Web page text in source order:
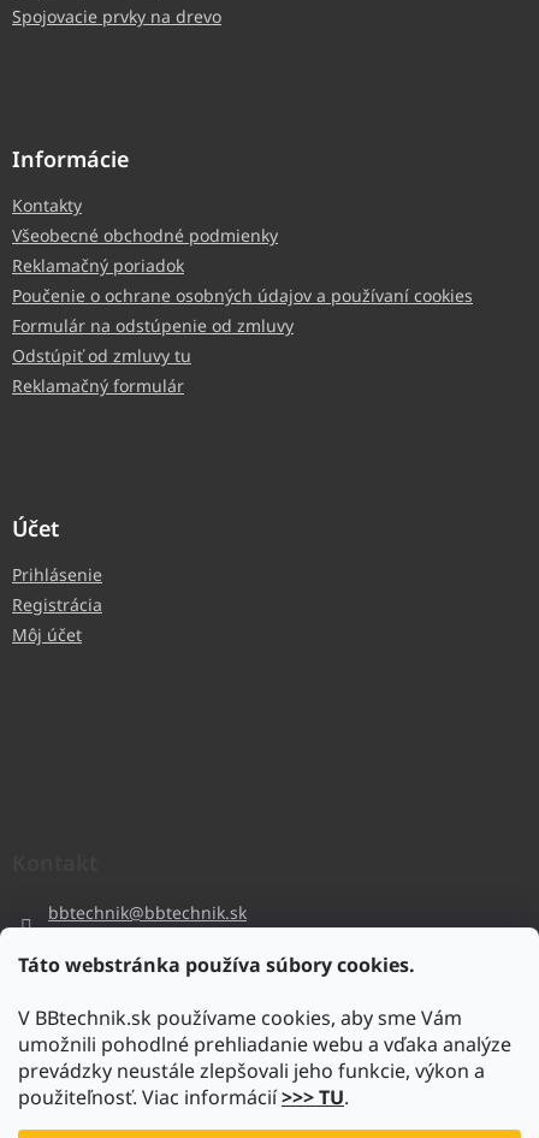
Táto webstránka používa súbory cookies.
V BBtechnik.sk používame cookies, aby sme Vám
umožnili pohodlné prehliadanie webu a vďaka analýze
prevádzky neustále zlepšovali jeho funkcie, výkon a
použiteľnosť. Viac informácií>>> TU.
Spojovacie prvky na drevo
Informácie
Kontakty
Všeobecné obchodné podmienky
Reklamačný poriadok
Poučenie o ochrane osobných údajov a používaní cookies
Formulár na odstúpenie od zmluvy
Odstúpiť od zmluvy tu
Reklamačný formulár
Účet
Prihlásenie
Registrácia
Môj účet
bbtechnik@bbtechnik.sk
bbtechnik
https://www.youtube.com/@bb-techniks.r.o.7746